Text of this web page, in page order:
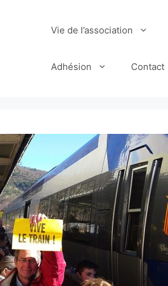
Vie de l’association
Adhésion Contact